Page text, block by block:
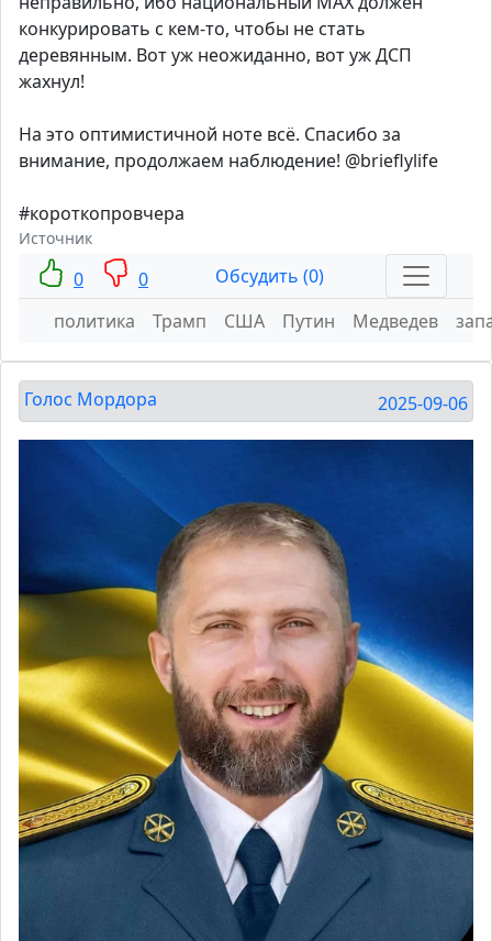
конкурировать с кем-то, чтобы не стать
деревянным. Вот уж неожиданно, вот уж ДСП
жахнул!
На это оптимистичной ноте всё. Спасибо за
внимание, продолжаем наблюдение! @brieflylife
#короткопровчера
Источник
0 0
Обсудить (0)
политика
Трамп США Путин Медведев
Голос Мордора 2025-09-06